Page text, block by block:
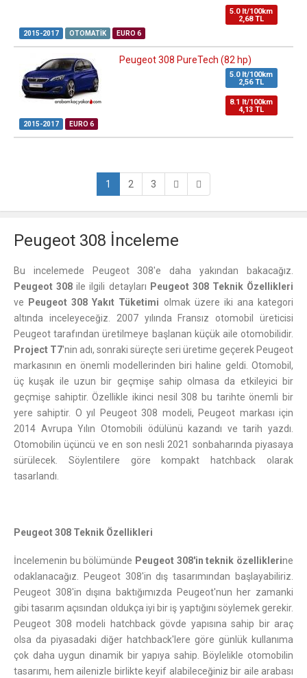
5.0 lt/100km
2,68 TL
2015-2017 OTOMATIK EURO 6
Peugeot 308 PureTech (82 hp)
5.0 lt/100km
2,56 TL
8.1 lt/100km
4,13 TL
2015-2017 EURO 6
1 2 3
Peugeot 308 İnceleme
Bu incelemede Peugeot 308'e daha yakından bakacağız.
Peugeot 308 ile ilgili detayları Peugeot 308 Teknik Özellikleri
ve Peugeot 308 Yakıt Tüketimi olmak üzere iki ana kategori
altında inceleyeceğiz. 2007 yılında Fransız otomobil üreticisi
Peugeot tarafından üretilmeye başlanan küçük aile otomobilidir.
Project T7'nin adı, sonraki süreçte seri üretime geçerek Peugeot
markasının en önemli modellerinden biri haline geldi. Otomobil,
üç kuşak ile uzun bir geçmişe sahip olmasa da etkileyici bir
geçmişe sahiptir. Özellikle ikinci nesil 308 bu tarihte önemli bir
yere sahiptir. O yıl Peugeot 308 modeli, Peugeot markası için
2014 Avrupa Yılın Otomobili ödülünü kazandı ve tarih yazdı.
Otomobilin üçüncü ve en son nesli 2021 sonbaharında piyasaya
sürülecek. Söylentilere göre kompakt hatchback olarak
tasarlandı.
Peugeot 308 Teknik Özellikleri
İncelemenin bu bölümünde Peugeot 308'in teknik özelliklerine
odaklanacağız. Peugeot 308'in dış tasarımından başlayabiliriz.
Peugeot 308'in dışına baktığımızda Peugeot'nun her zamanki
gibi tasarım açısından oldukça iyi bir iş yaptığını söylemek gerekir.
Peugeot 308 modeli hatchback gövde yapısına sahip bir araç
olsa da piyasadaki diğer hatchback'lere göre günlük kullanıma
çok daha uygun dinamik bir yapıya sahip. Böylelikle otomobilin
tasarımı, hem ailenizle birlikte keyif alabileceğiniz bir aile arabası